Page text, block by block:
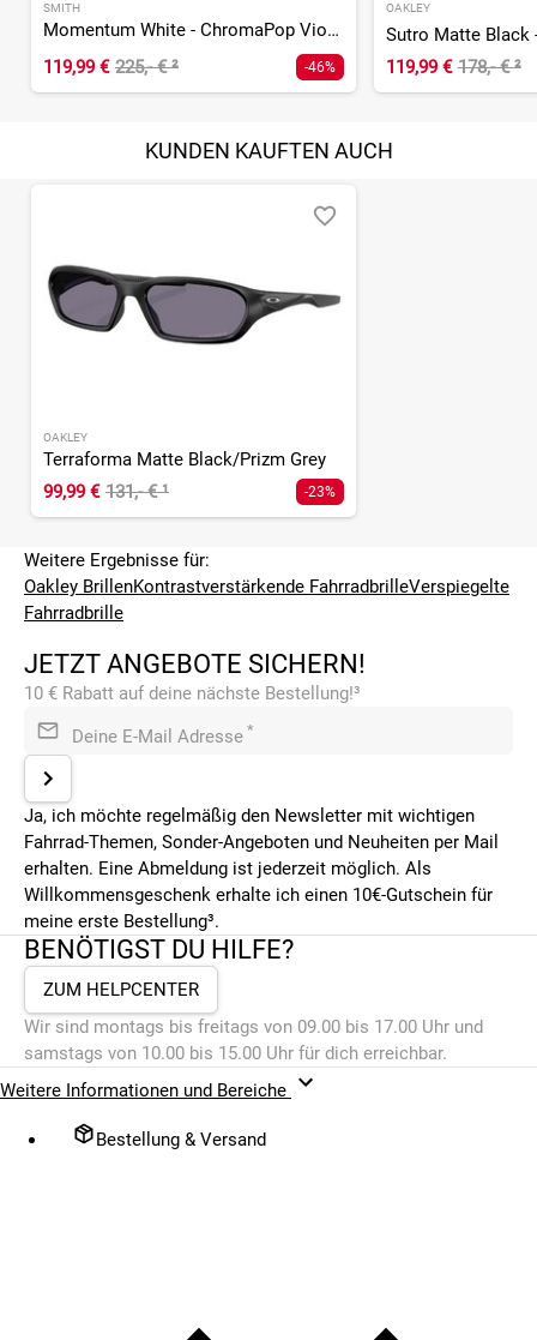
SMITH
Momentum White - ChromaPop Violet Mirror
119,99 € 225,- €² -46%
OAKLEY
Sutro Matte Black
119,99 € 178,- €²
KUNDEN KAUFTEN AUCH
OAKLEY
Terraforma Matte Black/Prizm Grey
99,99 € 131,- €¹ -23%
Weitere Ergebnisse für:
Oakley BrillenKontrastverstärkende FahrradbrilleVerspiegelte
Fahrradbrille
JETZT ANGEBOTE SICHERN!
10 € Rabatt auf deine nächste Bestellung!³
Deine E-Mail Adresse *
Ja, ich möchte regelmäßig den Newsletter mit wichtigen
Fahrrad-Themen, Sonder-Angeboten und Neuheiten per Mail
erhalten. Eine Abmeldung ist jederzeit möglich. Als
Willkommensgeschenk erhalte ich einen 10€-Gutschein für
meine erste Bestellung³.
BENÖTIGST DU HILFE?
ZUM HELPCENTER
Wir sind montags bis freitags von 09.00 bis 17.00 Uhr und
samstags von 10.00 bis 15.00 Uhr für dich erreichbar.
Weitere Informationen und Bereiche
Bestellung & Versand